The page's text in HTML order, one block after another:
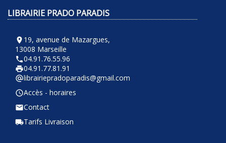
LIBRAIRIE PRADO PARADIS
room 19, avenue de Mazargues,
13008 Marseille
phone04.91.76.55.96
local_printshop04.91.77.81.91
alternate_emaillibrairiepradoparadis@gmail.com
query_builderAccès - horaires
emailContact
local_shippingTarifs Livraison